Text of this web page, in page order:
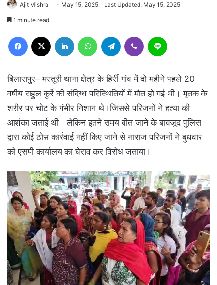
Ajit Mishra May 15, 2025 Last Updated: May 15, 2025
1 minute read
Facebook LinkedIn WhatsAppTelegram Viber
बिलासपुर– मस्तूरी थाना क्षेत्र के हिर्री गांव में दो महीने पहले 20
वर्षीय राहुल कुर्रे की संदिग्ध परिस्थितियों में मौत हो गई थी। मृतक के
शरीर पर चोट के गंभीर निशान थे।जिससे परिजनों ने हत्या की
आशंका जताई थी। लेकिन इतने समय बीत जाने के बावजूद पुलिस
द्वारा कोई ठोस कार्रवाई नहीं किए जाने से नाराज परिजनों ने बुधवार
को एसपी कार्यालय का घेराव कर विरोध जताया।